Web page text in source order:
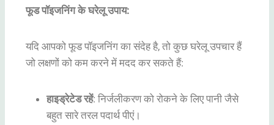
फूड पॉइजनिंग के घरेलू उपाय:
यदि आपको फूड पॉइजनिंग का संदेह है, तो कुछ घरेलू उपचार हैं
जो लक्षणों को कम करने में मदद कर सकते हैं:
हाइड्रेटेड रहें: निर्जलीकरण को रोकने के लिए पानी जैसे
बहुत सारे तरल पदार्थ पीएं।